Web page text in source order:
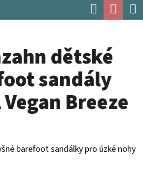
Hledat
dětské
sandály
Breeze
barefoot sandálky pro úzké nohy